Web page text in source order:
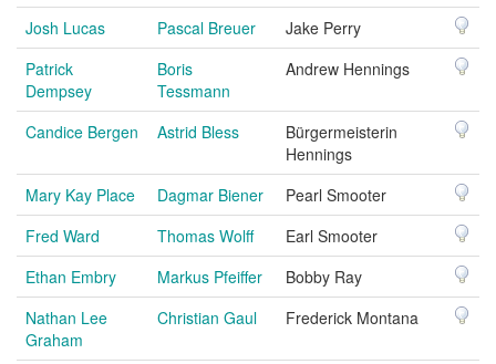
Josh Lucas Pascal Breuer
Jake Perry
Patrick
Dempsey
Boris
Tessmann
Andrew Hennings
Candice Bergen Astrid Bless
Bürgermeisterin
Hennings
Mary Kay Place
Dagmar Biener
Pearl Smooter
Fred Ward
Thomas Wolff
Earl Smooter
Ethan Embry
Markus Pfeiffer
Bobby Ray
Nathan Lee
Graham
Christian Gaul Frederick Montana